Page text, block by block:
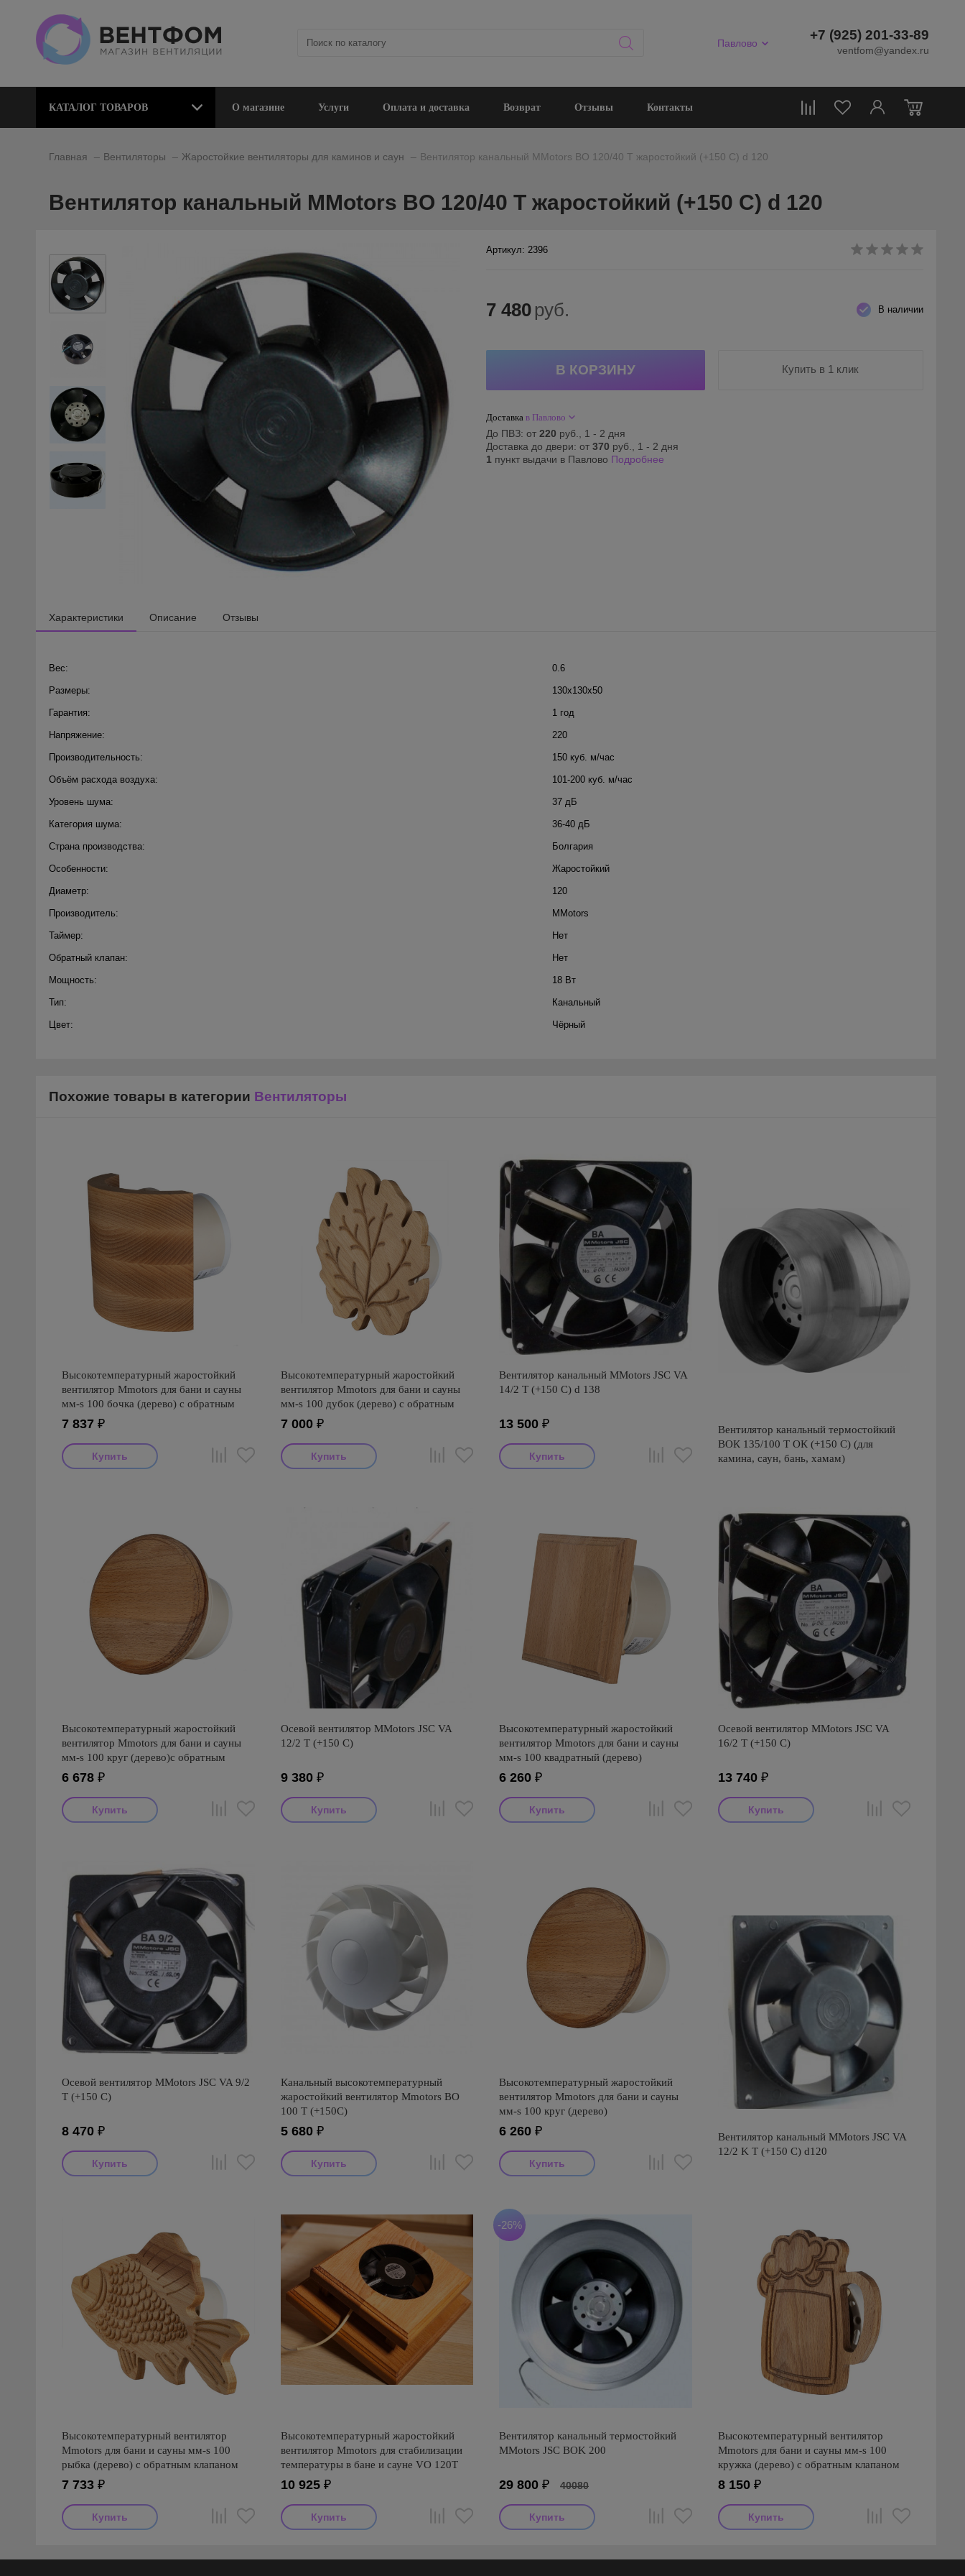
Павлово
+7 (925) 201-33-89
ventfom@yandex.ru
0
КАТАЛОГ ТОВАРОВ О магазине Услуги Оплата и доставка Возврат Отзывы Контакты
Главная Вентиляторы Жаростойкие вентиляторы для каминов и саун Вентилятор канальный MMotors BO 120/40 T жаростойкий (+150 С) d 120
Вентилятор канальный MMotors BO 120/40 T жаростойкий (+150 С) d 120
Артикул: 2396
В наличии
7 480 руб.
Купить в 1 клик
Доставка в Павлово
До ПВЗ: от 220 руб., 1 - 2 дня
Доставка до двери: от 370 руб., 1 - 2 дня
1 пункт выдачи в Павлово Подробнее
Характеристики Описание Отзывы
Вес: 0.6
Размеры: 130x130x50
Гарантия: 1 год
Напряжение: 220
Производительность: 150 куб. м/час
Объём расхода воздуха: 101-200 куб. м/час
Уровень шума: 37 дБ
Категория шума: 36-40 дБ
Страна производства: Болгария
Особенности: Жаростойкий
Диаметр: 120
Производитель: MMotors
Таймер: Нет
Обратный клапан: Нет
Мощность: 18 Вт
Тип: Канальный
Цвет: Чёрный
Похожие товары в категории Вентиляторы
Высокотемпературный жаростойкий
вентилятор Mmotors для бани и сауны
мм-s 100 бочка (дерево) с обратным
клапаном
7 837 ₽
Высокотемпературный жаростойкий
вентилятор Mmotors для бани и сауны
мм-s 100 дубок (дерево) с обратным
клапаном
7 000₽
Вентилятор канальный MMotors JSC VA
14/2 T (+150 С) d 138
13 500 ₽
Вентилятор канальный термостойкий
ВОК 135/100 Т ОК (+150 С) (для
камина, саун, бань, хамам)
Высокотемпературный жаростойкий
вентилятор Mmotors для бани и сауны
мм-s 100 круг (дерево)с обратным
клапаном
6 678 ₽
Осевой вентилятор MMotors JSC VA
12/2 T (+150 С)
9 380₽
Высокотемпературный жаростойкий
вентилятор Mmotors для бани и сауны
мм-s 100 квадратный (дерево)
6 260 ₽
Осевой вентилятор MMotors JSC VA
16/2 T (+150 С)
13 740₽
Осевой вентилятор MMotors JSC VA 9/2
T (+150 С)
8 470 ₽
Канальный высокотемпературный
жаростойкий вентилятор Mmotors ВО
100 Т (+150С)
5 680₽
Высокотемпературный жаростойкий
вентилятор Mmotors для бани и сауны
мм-s 100 круг (дерево)
6 260 ₽
Вентилятор канальный MMotors JSC VA
12/2 K T (+150 С) d120
Высокотемпературный вентилятор
Mmotors для бани и сауны мм-s 100
рыбка (дерево) с обратным клапаном
7 733 ₽
Высокотемпературный жаростойкий
вентилятор Mmotors для стабилизации
температуры в бане и сауне VO 120T
(дерево)
10 925₽
-26%
Вентилятор канальный термостойкий
MMotors JSC BOK 200
29 800 ₽ 40080
Высокотемпературный вентилятор
Mmotors для бани и сауны мм-s 100
кружка (дерево) с обратным клапаном
8 150₽